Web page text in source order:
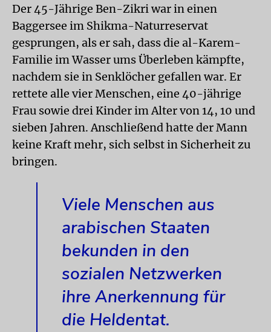
Der 45-Jährige Ben-Zikri war in einen
Baggersee im Shikma-Naturreservat
gesprungen, als er sah, dass die al-Karem-
Familie im Wasser ums Überleben kämpfte,
nachdem sie in Senklöcher gefallen war. Er
rettete alle vier Menschen, eine 40-jährige
Frau sowie drei Kinder im Alter von 14, 10 und
sieben Jahren. Anschließend hatte der Mann
keine Kraft mehr, sich selbst in Sicherheit zu
bringen.
Viele Menschen aus
arabischen Staaten
bekunden in den
sozialen Netzwerken
ihre Anerkennung für
die Heldentat.